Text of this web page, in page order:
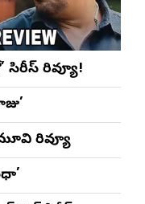
సిరీస్ రివ్యూ!
మూవి రివ్యూ